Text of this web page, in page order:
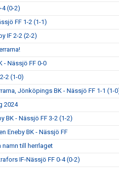
4 (0-2)
FF 1-2 (1-1)
IF 2-2 (2-2)
- Nässjö FF 0-0
2 (1-0)
Jönköpings BK - Nässjö FF 1-1 (1-
2024
BK - Nässjö FF 3-2 (1-2)
Eneby BK - Nässjö FF
till herrlaget
IF-Nässjö FF 0-4 (0-2)